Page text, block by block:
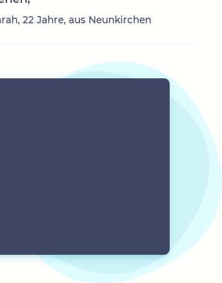
22 Jahre, aus Neunkirchen